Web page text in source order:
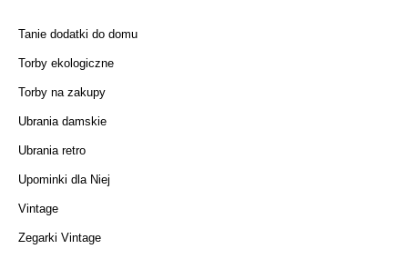
Tanie dodatki do domu
Torby ekologiczne
Torby na zakupy
Ubrania damskie
Ubrania retro
Upominki dla Niej
Vintage
Zegarki Vintage